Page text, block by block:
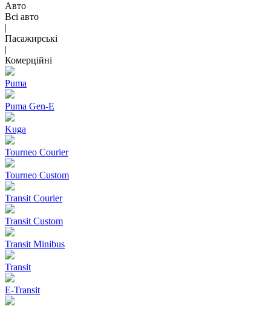
Авто
Всі авто
|
Пасажирські
|
Комерційні
Puma
Puma Gen‑E
Kuga
Tourneo Courier
Tourneo Custom
Transit Courier
Transit Custom
Transit Minibus
Transit
E-Transit